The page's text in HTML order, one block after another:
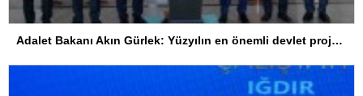
Adalet Bakanı Akın Gürlek: Yüzyılın en önemli devlet projesi